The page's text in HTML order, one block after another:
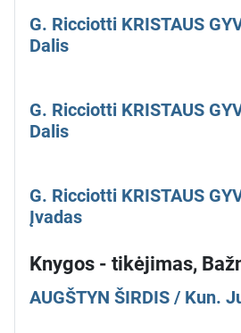
G. Ricciotti KRISTAUS
Dalis
G. Ricciotti KRISTAUS
Dalis
G. Ricciotti KRISTAUS
Įvadas
Knygos - tikėjimas,
AUGŠTYN ŠIRDIS / Kun.